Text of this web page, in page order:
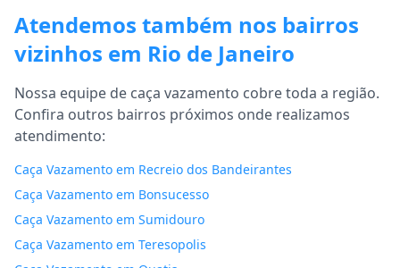
Atendemos também nos bairros
vizinhos em Rio de Janeiro
Nossa equipe de caça vazamento cobre toda a região.
Confira outros bairros próximos onde realizamos
atendimento:
Caça Vazamento em Recreio dos Bandeirantes
Caça Vazamento em Bonsucesso
Caça Vazamento em Sumidouro
Caça Vazamento em Teresopolis